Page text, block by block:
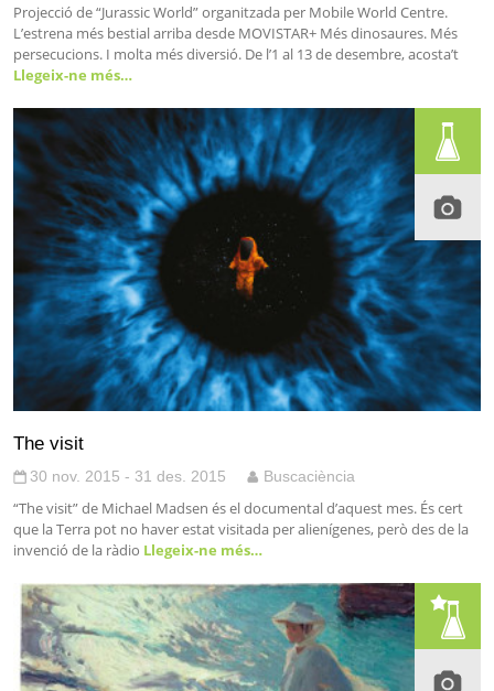
Projecció de “Jurassic World” organitzada per Mobile World Centre.
L’estrena més bestial arriba desde MOVISTAR+ Més dinosaures. Més
persecucions. I molta més diversió. De l’1 al 13 de desembre, acosta’t
Llegeix-ne més…
The visit
30 nov. 2015 - 31 des. 2015 Buscaciència
“The visit” de Michael Madsen és el documental d’aquest mes. És cert
que la Terra pot no haver estat visitada per alienígenes, però des de la
invenció de la ràdio Llegeix-ne més…